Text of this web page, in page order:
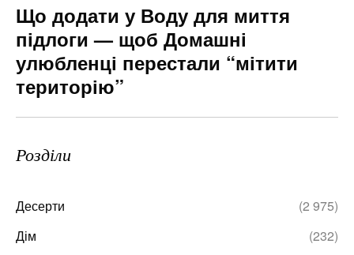
Що додати у Воду для миття
підлоги — щоб Домашні
улюбленці перестали “мітити
територію”
Розділи
Десерти
(2 975)
Дім
(232)